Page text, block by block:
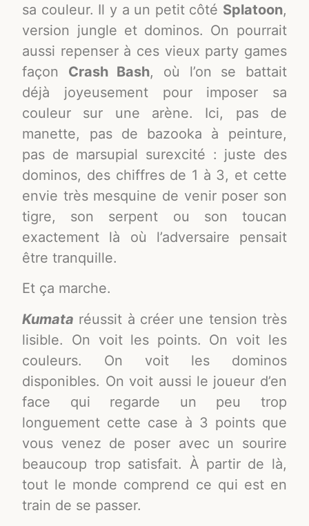
sa couleur. Il y a un petit côté Splatoon,
version jungle et dominos. On pourrait
aussi repenser à ces vieux party games
façon Crash Bash, où l’on se battait
déjà joyeusement pour imposer sa
couleur sur une arène. Ici, pas de
manette, pas de bazooka à peinture,
pas de marsupial surexcité : juste des
dominos, des chiffres de 1 à 3, et cette
envie très mesquine de venir poser son
tigre, son serpent ou son toucan
exactement là où l’adversaire pensait
être tranquille.
Et ça marche.
Kumata réussit à créer une tension très
lisible. On voit les points. On voit les
couleurs. On voit les dominos
disponibles. On voit aussi le joueur d’en
face qui regarde un peu trop
longuement cette case à 3 points que
vous venez de poser avec un sourire
beaucoup trop satisfait. À partir de là,
tout le monde comprend ce qui est en
train de se passer.